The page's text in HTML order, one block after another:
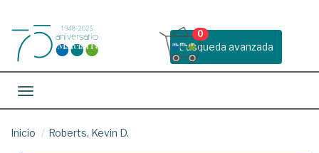
Busqueda avanzada
0
Toggle navigation
Inicio Roberts, Kevin D.